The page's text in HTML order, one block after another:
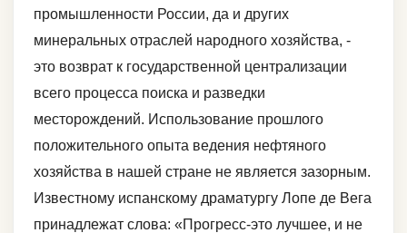
промышленности России, да и других
минеральных отраслей народного хозяйства, -
это возврат к государственной централизации
всего процесса поиска и разведки
месторождений. Использование прошлого
положительного опыта ведения нефтяного
хозяйства в нашей стране не является зазорным.
Известному испанскому драматургу Лопе де Вега
принадлежат слова: «Прогресс-это лучшее, и не